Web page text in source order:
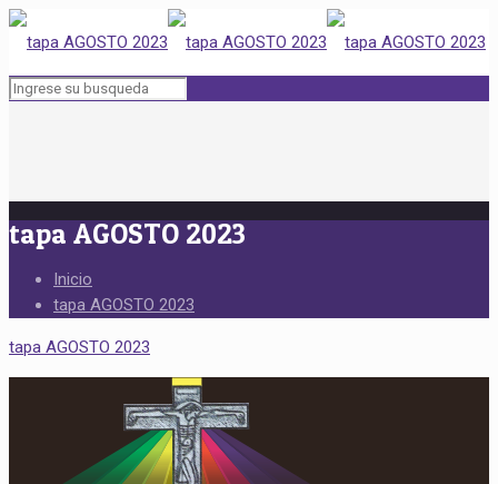
tapa AGOSTO 2023
Inicio
tapa AGOSTO 2023
tapa AGOSTO 2023